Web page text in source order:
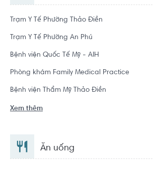
Trạm Y Tế Phường Thảo Điền
Trạm Y Tế Phường An Phú
Bệnh viện Quốc Tế Mỹ - AIH
Phòng khám Family Medical Practice
Bệnh viện Thẩm Mỹ Thảo Điền
Xem thêm
Ăn uống